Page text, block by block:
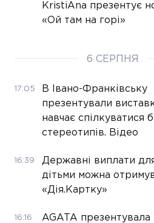
KristiAna презентує
«Ой там на горі»
6 СЕРПНЯ
17:05
В Івано-Франківську
презентували
навчає спілкуватися
стереотипів. Відео
16:39
Державні виплати для
дітьми можна
«Дія.Картку»
16:16
AGATA презентувала